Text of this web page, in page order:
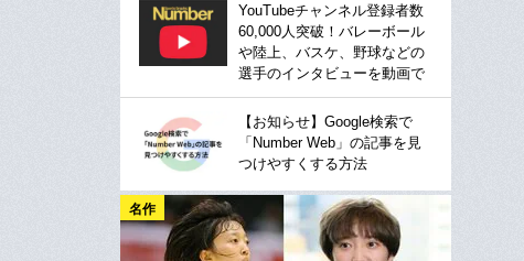
YouTubeチャンネル登録者数
60,000人突破！バレーボール
や陸上、バスケ、野球などの
選手のインタビューを動画で
【お知らせ】Google検索で
「Number Web」の記事を見
つけやすくする方法
名作